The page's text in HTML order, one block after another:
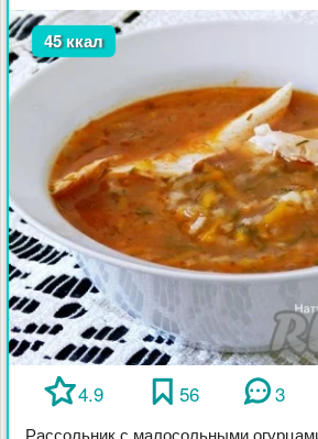
45 ккал
4.9 56 3
Рассольник с малосольными